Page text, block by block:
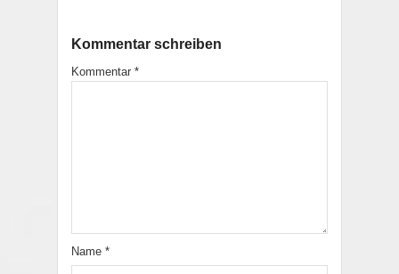
Kommentar schreiben
Kommentar *
Name *